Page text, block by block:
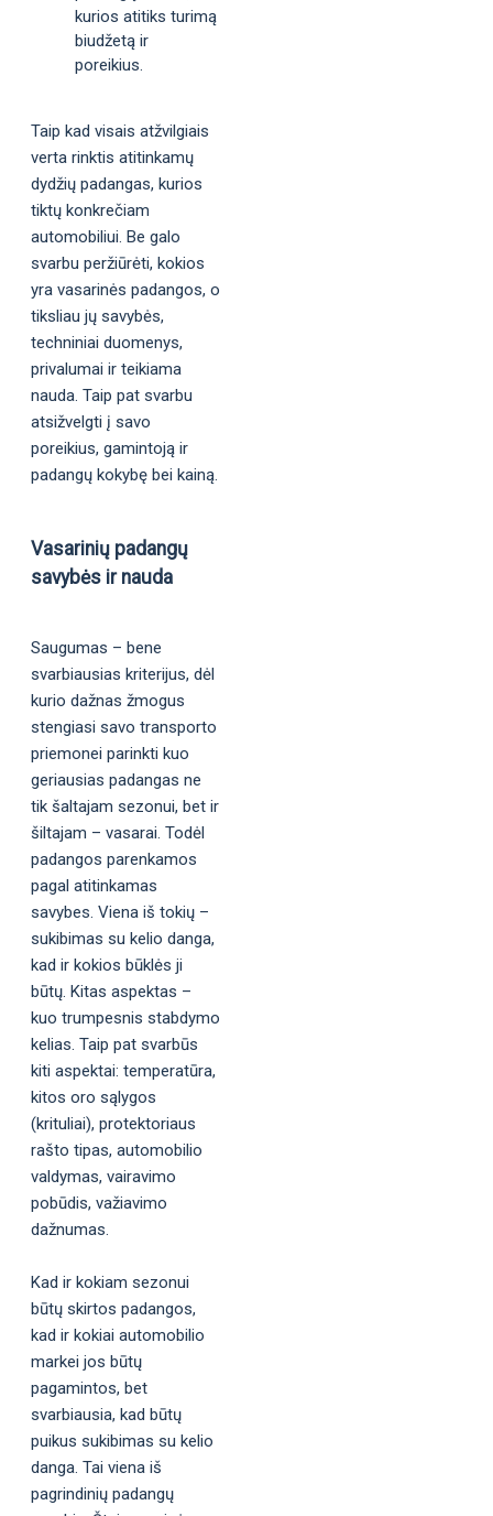
kurios atitiks turimą
biudžetą ir
poreikius.
Taip kad visais atžvilgiais
verta rinktis atitinkamų
dydžių padangas, kurios
tiktų konkrečiam
automobiliui. Be galo
svarbu peržiūrėti, kokios
yra vasarinės padangos, o
tiksliau jų savybės,
techniniai duomenys,
privalumai ir teikiama
nauda. Taip pat svarbu
atsižvelgti į savo
poreikius, gamintoją ir
padangų kokybę bei kainą.
Vasarinių padangų
savybės ir nauda
Saugumas – bene
svarbiausias kriterijus, dėl
kurio dažnas žmogus
stengiasi savo transporto
priemonei parinkti kuo
geriausias padangas ne
tik šaltajam sezonui, bet ir
šiltajam – vasarai. Todėl
padangos parenkamos
pagal atitinkamas
savybes. Viena iš tokių –
sukibimas su kelio danga,
kad ir kokios būklės ji
būtų. Kitas aspektas –
kuo trumpesnis stabdymo
kelias. Taip pat svarbūs
kiti aspektai: temperatūra,
kitos oro sąlygos
(krituliai), protektoriaus
rašto tipas, automobilio
valdymas, vairavimo
pobūdis, važiavimo
dažnumas.
Kad ir kokiam sezonui
būtų skirtos padangos,
kad ir kokiai automobilio
markei jos būtų
pagamintos, bet
svarbiausia, kad būtų
puikus sukibimas su kelio
danga. Tai viena iš
pagrindinių padangų